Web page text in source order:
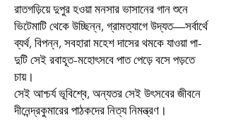
রাতগড়িয়ে দুপুর হওয়া মনসার ভাসানের গান শুনে
ভিটেমাটি থেকে উচ্ছিন্ন, গ্রামত্যাগে উদ্যত—সর্বার্থে
ব্যর্থ, বিপন্ন, সবহারা মহেশ দাসের থমকে যাওয়া পা-
দুটি সেই রবাহূত-মহোৎসবে পাত পেড়ে বসে পড়তে
চায়।
সেই আশ্চর্য ভূবিশ্বে, অন্যতর সেই উৎসবের জীবনে
দীনেন্দ্রকুমারের পাঠকদের নিত্য নিমন্ত্রণ।